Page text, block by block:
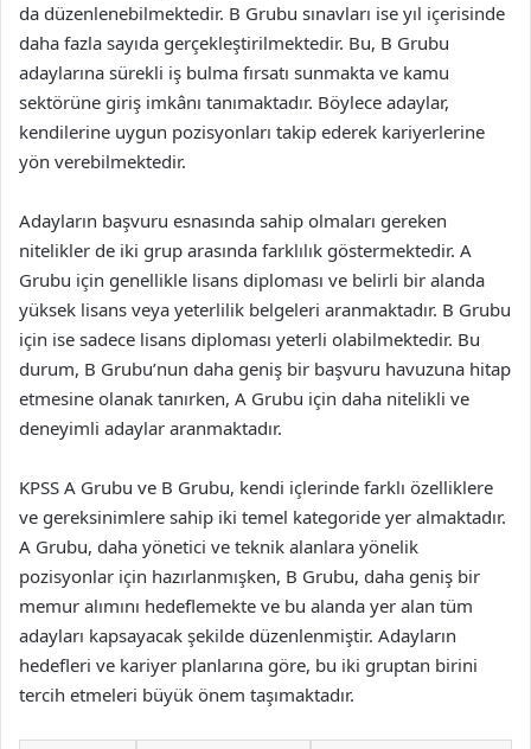
da düzenlenebilmektedir. B Grubu sınavları ise yıl içerisinde
daha fazla sayıda gerçekleştirilmektedir. Bu, B Grubu
adaylarına sürekli iş bulma fırsatı sunmakta ve kamu
sektörüne giriş imkânı tanımaktadır. Böylece adaylar,
kendilerine uygun pozisyonları takip ederek kariyerlerine
yön verebilmektedir.
Adayların başvuru esnasında sahip olmaları gereken
nitelikler de iki grup arasında farklılık göstermektedir. A
Grubu için genellikle lisans diploması ve belirli bir alanda
yüksek lisans veya yeterlilik belgeleri aranmaktadır. B Grubu
için ise sadece lisans diploması yeterli olabilmektedir. Bu
durum, B Grubu’nun daha geniş bir başvuru havuzuna hitap
etmesine olanak tanırken, A Grubu için daha nitelikli ve
deneyimli adaylar aranmaktadır.
KPSS A Grubu ve B Grubu, kendi içlerinde farklı özelliklere
ve gereksinimlere sahip iki temel kategoride yer almaktadır.
A Grubu, daha yönetici ve teknik alanlara yönelik
pozisyonlar için hazırlanmışken, B Grubu, daha geniş bir
memur alımını hedeflemekte ve bu alanda yer alan tüm
adayları kapsayacak şekilde düzenlenmiştir. Adayların
hedefleri ve kariyer planlarına göre, bu iki gruptan birini
tercih etmeleri büyük önem taşımaktadır.